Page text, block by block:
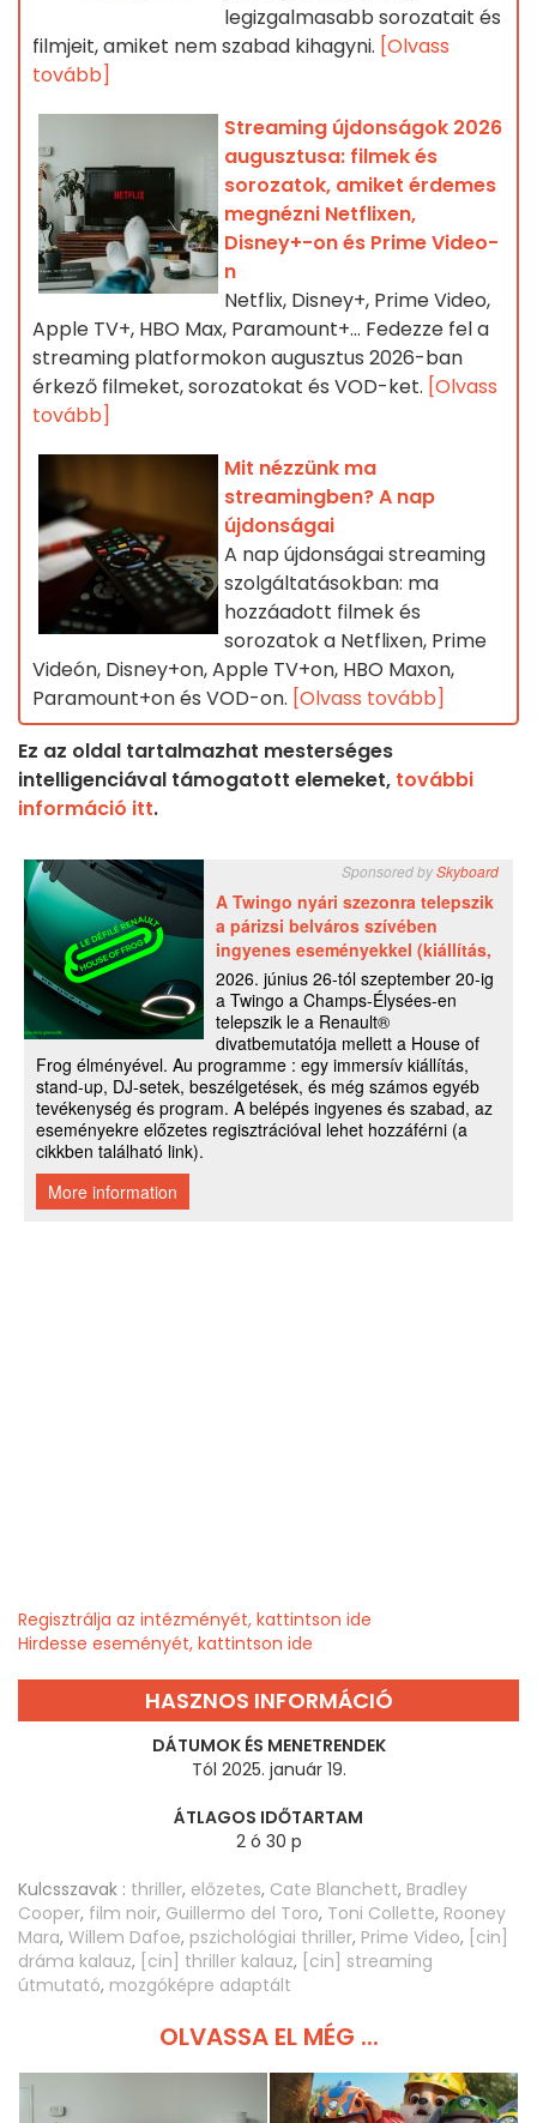
legizgalmasabb sorozatait és
filmjeit, amiket nem szabad kihagyni. [Olvass
tovább]
Streaming újdonságok 2026
augusztusa: filmek és
sorozatok, amiket érdemes
megnézni Netflixen,
Disney+-on és Prime Video-
n
Netflix, Disney+, Prime Video,
Apple TV+, HBO Max, Paramount+… Fedezze fel a
streaming platformokon augusztus 2026-ban
érkező filmeket, sorozatokat és VOD-ket. [Olvass
tovább]
Mit nézzünk ma
streamingben? A nap
újdonságai
A nap újdonságai streaming
szolgáltatásokban: ma
hozzáadott filmek és
sorozatok a Netflixen, Prime
Videón, Disney+on, Apple TV+on, HBO Maxon,
Paramount+on és VOD-on. [Olvass tovább]
Ez az oldal tartalmazhat mesterséges
intelligenciával támogatott elemeket, további
információ itt.
Regisztrálja az intézményét, kattintson ide
Hirdesse eseményét, kattintson ide
HASZNOS INFORMÁCIÓ
DÁTUMOK ÉS MENETRENDEK
Tól 2025. január 19.
ÁTLAGOS IDŐTARTAM
2 ó 30 p
Kulcsszavak : thriller, előzetes, Cate Blanchett, Bradley
Cooper, film noir, Guillermo del Toro, Toni Collette, Rooney
Mara, Willem Dafoe, pszichológiai thriller, Prime Video, [cin]
dráma kalauz, [cin] thriller kalauz, [cin] streaming
útmutató, mozgóképre adaptált
OLVASSA EL MÉG ...